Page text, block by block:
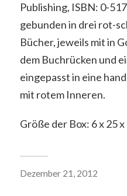
Publishing, ISBN: 0-
gebunden in drei rot-
Bücher, jeweils mit in
dem Buchrücken und
eingepasst in eine
mit rotem Inneren.
Größe der Box: 6 x 25
Dezember 21, 2012